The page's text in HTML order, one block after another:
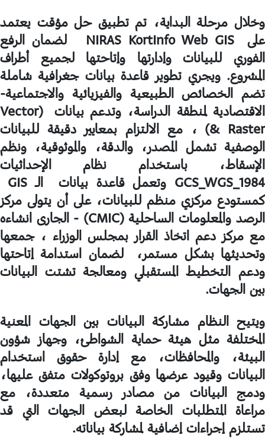
وخلال مرحلة البداية، تم تطبيق حل مؤقت يعتمد
علىNIRAS KortInfo Web GIS
لضمان الرفع
الفوري للبيانات وإدارتها وإتاحتها لجميع أطراف
المشروع. ويجري تطوير قاعدة بيانات جغرافية شاملة
تضم الخصائص الطبيعية والفيزيائية والاجتماعية-
الاقتصادية لمنطقة الدراسة، وتدعم بيانات (Vector
& Raster)
، مع الالتزام بمعايير دقيقة للبيانات
الوصفية تشمل المصدر، والدقة، والموثوقية، ونظم
الإسقاط، باستخدام نظام الإحداثيات
GCS_WGS_1984 وتعمل قاعدة بيانات الـGIS
كمستودع مركزي منظم للبيانات، على أن يتولى مركز
الرصد والمعلومات الساحلية (CMIC) -
الجارى انشاءه
مع مركز دعم اتخاذ القرار بمجلس الوزراء ، جمعها
وتحديثها بشكل مستمر، لضمان استدامة إتاحتها
ودعم التخطيط المستقبلي ومعالجة تشتت البيانات
بين الجهات.
ويتيح النظام مشاركة البيانات بين الجهات المعنية
المختلفة مثل هيئة حماية الشواطئ، وجهاز شؤون
البيئة، والمحافظات، مع إدارة حقوق استخدام
البيانات وقيود عرضها وفق بروتوكولات متفق عليها،
ودمج البيانات من مصادر رسمية متعددة، مع
مراعاة المتطلبات الخاصة لبعض الجهات التي قد
تستلزم إجراءات إضافية لمشاركة بياناته.